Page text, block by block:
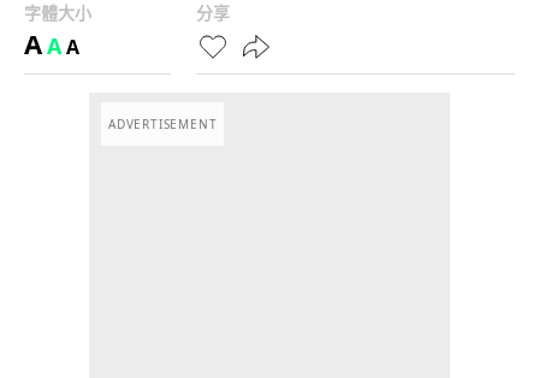
字體大小
AAA
分享
ADVERTISEMENT